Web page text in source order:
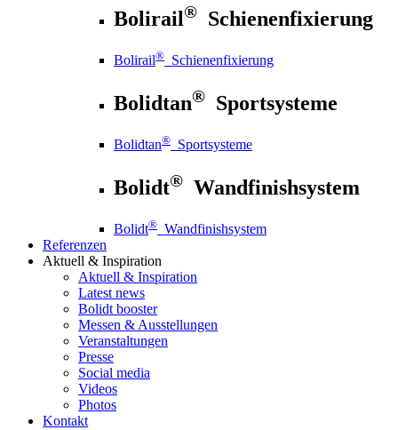
Bolirail® Schienenfixierung
Bolirail® Schienenfixierung
Bolidtan® Sportsysteme
Bolidtan® Sportsysteme
Bolidt® Wandfinishsystem
Bolidt® Wandfinishsystem
Referenzen
Aktuell & Inspiration
Aktuell & Inspiration
Latest news
Bolidt booster
Messen & Ausstellungen
Veranstaltungen
Presse
Social media
Videos
Photos
Kontakt